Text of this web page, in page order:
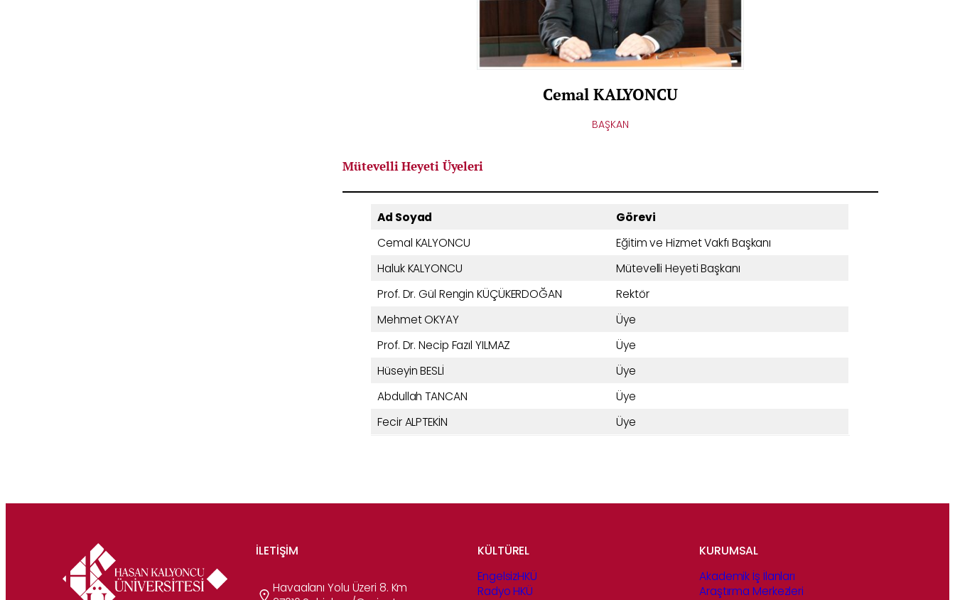
Cemal KALYONCU
BAŞKAN
Mütevelli Heyeti Üyeleri
Ad Soyad
Görevi
Cemal KALYONCU
Eğitim ve Hizmet Vakfı Başkanı
Haluk KALYONCU
Mütevelli Heyeti Başkanı
Prof. Dr. Gül Rengin KÜÇÜKERDOĞAN
Rektör
Mehmet OKYAY
Üye
Prof. Dr. Necip Fazıl YILMAZ
Üye
Hüseyin BESLİ
Üye
Abdullah TANCAN
Üye
Fecir ALPTEKİN
Üye
İLETIŞIM
Havaalanı Yolu Üzeri 8. Km
KÜLTÜREL
EngelsizHKÜ
Radyo HKÜ
KURUMSAL
Akademik İş İlanları
Araştırma Merkezleri